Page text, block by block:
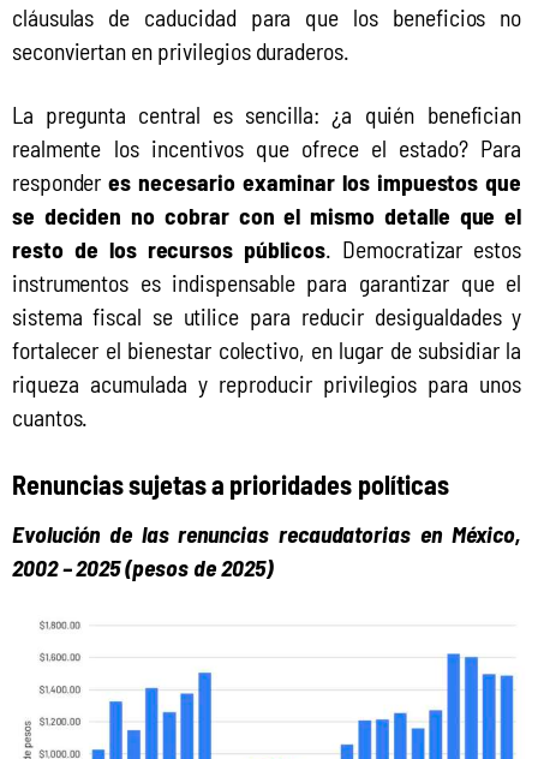
cláusulas de caducidad para que los beneficios no
seconviertan en privilegios duraderos.
La pregunta central es sencilla: ¿a quién benefician
realmente los incentivos que ofrece el estado? Para
responder es necesario examinar los impuestos que
se deciden no cobrar con el mismo detalle que el
resto de los recursos públicos. Democratizar estos
instrumentos es indispensable para garantizar que el
sistema fiscal se utilice para reducir desigualdades y
fortalecer el bienestar colectivo, en lugar de subsidiar la
riqueza acumulada y reproducir privilegios para unos
cuantos.
Renuncias sujetas a prioridades políticas
Evolución de las renuncias recaudatorias en México,
2002 – 2025 (pesos de 2025)